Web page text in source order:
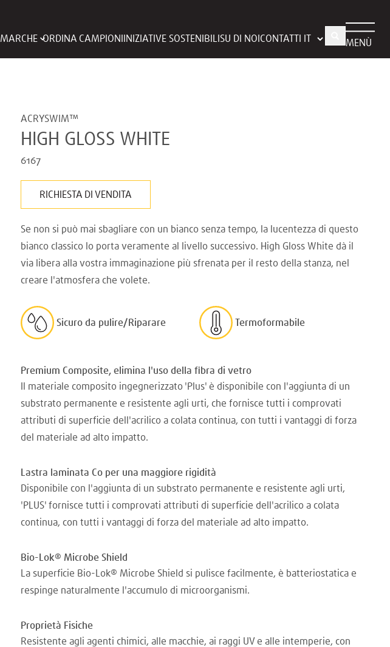
MARCHE ORDINA CAMPIONI INIZIATIVE SOSTENIBILI SU DI NOI CONTATTI MENÙ
ACRYSWIM™
HIGH GLOSS WHITE
6167
RICHIESTA DI VENDITA
Se non si può mai sbagliare con un bianco senza tempo, la lucentezza di questo
bianco classico lo porta veramente al livello successivo. High Gloss White dà il
via libera alla vostra immaginazione più sfrenata per il resto della stanza, nel
creare l'atmosfera che volete.
Sicuro da pulire/Riparare Termoformabile
Premium Composite, elimina l'uso della fibra di vetro
Il materiale composito ingegnerizzato 'Plus' è disponibile con l'aggiunta di un
substrato permanente e resistente agli urti, che fornisce tutti i comprovati
attributi di superficie dell'acrilico a colata continua, con tutti i vantaggi di forza
del materiale ad alto impatto.
Lastra laminata Co per una maggiore rigidità
Disponibile con l'aggiunta di un substrato permanente e resistente agli urti,
'PLUS' fornisce tutti i comprovati attributi di superficie dell'acrilico a colata
continua, con tutti i vantaggi di forza del materiale ad alto impatto.
Bio-Lok® Microbe Shield
La superficie Bio-Lok® Microbe Shield si pulisce facilmente, è batteriostatica e
respinge naturalmente l'accumulo di microorganismi.
Proprietà Fisiche
Resistente agli agenti chimici, alle macchie, ai raggi UV e alle intemperie, con